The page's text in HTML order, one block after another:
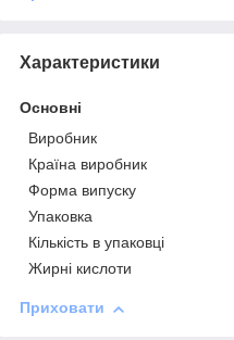
Характеристики
Основні
Виробник
Країна виробник
Форма випуску
Упаковка
Кількість в упаковці
Жирні кислоти
Приховати